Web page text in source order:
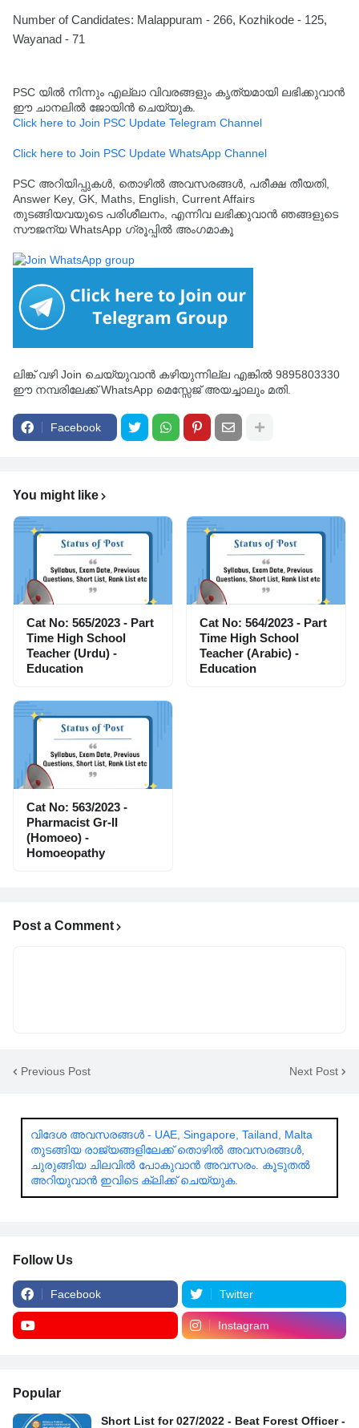
Number of Candidates: Malappuram - 266, Kozhikode - 125,
Wayanad - 71
PSC യിൽ നിന്നും എല്ലാ വിവരങ്ങളും കൃത്യമായി ലഭിക്കുവാൻ
ഈ ചാനലിൽ ജോയിൻ ചെയ്യുക.
Click here to Join PSC Update Telegram Channel
Click here to Join PSC Update WhatsApp Channel
PSC അറിയിപ്പുകൾ, തൊഴിൽ അവസരങ്ങൾ, പരീക്ഷ തീയതി,
Answer Key, GK, Maths, English, Current Affairs
തുടങ്ങിയവയുടെ പരിശീലനം, എന്നിവ ലഭിക്കുവാൻ ഞങ്ങളുടെ
സൗജന്യ WhatsApp ഗ്രൂപ്പിൽ അംഗമാകൂ
ലിങ്ക് വഴി Join ചെയ്യുവാൻ കഴിയുന്നില്ല എങ്കിൽ 9895803330
ഈ നമ്പരിലേക്ക് WhatsApp മെസ്സേജ് അയച്ചാലും മതി.
Facebook
You might like
Cat No: 565/2023 - Part
Time High School
Teacher (Urdu) -
Education
Cat No: 564/2023 - Part
Time High School
Teacher (Arabic) -
Education
Cat No: 563/2023 -
Pharmacist Gr-II
(Homoeo) -
Homoeopathy
Post a Comment
Previous Post Next Post
വിദേശ അവസരങ്ങൾ - UAE, Singapore, Tailand, Malta
തുടങ്ങിയ രാജ്യങ്ങളിലേക്ക് തൊഴിൽ അവസരങ്ങൾ,
ചുരുങ്ങിയ ചിലവിൽ പോകുവാൻ അവസരം. കൂടുതൽ
അറിയുവാൻ ഇവിടെ ക്ലിക്ക് ചെയ്യുക.
Follow Us
Facebook Twitter
Instagram
Popular
Short List for 027/2022 - Beat Forest Officer -